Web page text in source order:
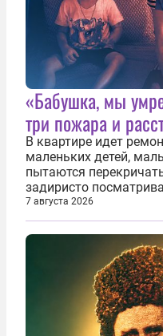
«Бабушка, мы
три пожара и
В квартире идет
маленьких детей,
пытаются
задиристо
им замечание, но
сердится невсерьез.
сверлит противно, но
7 августа 2026